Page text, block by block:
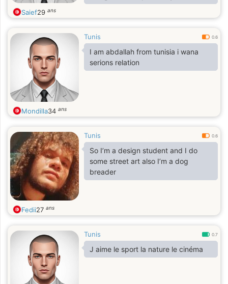
brutal honesty and hate small talk.
Saief29 ans
Tunis 0.6
I am abdallah from tunisia i wana
serions relation
Mondilla34 ans
Tunis 0.6
So I’m a design student and I do
some street art also I’m a dog
breader
Fedii27 ans
Tunis 0.7
J aime le sport la nature le cinéma